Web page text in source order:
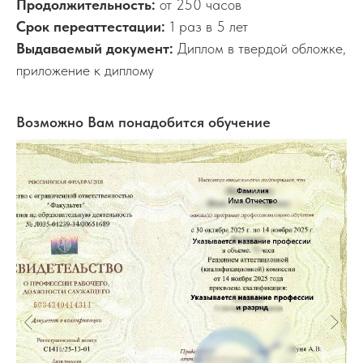
Продолжительность: от 250 часов
Срок переаттестации: 1 раз в 5 лет
Выдаваемый документ: Диплом в твердой обложке,
приложение к диплому
Возможно Вам понадобится обучение